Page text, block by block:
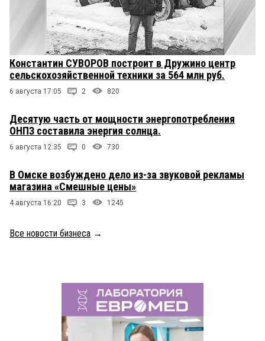
Константин СУВОРОВ построит в Дружино центр
сельскохозяйственной техники за 564 млн руб.
6 августа 17:05 2 820
Десятую часть от мощности энергопотребления
ОНПЗ составила энергия солнца.
6 августа 12:35 0 730
В Омске возбуждено дело из-за звуковой рекламы
магазина «Смешные цены»
4 августа 16:20 3 1245
Все новости бизнеса →